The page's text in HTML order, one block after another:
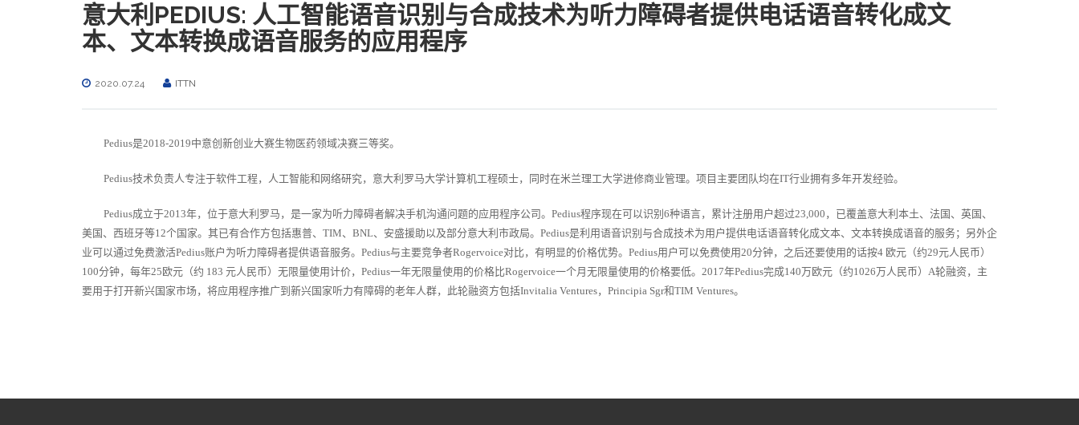
意大利PEDIUS: 人工智能语音识别与合成技术为听力障碍者提供电话语音转化成文
本、文本转换成语音服务的应用程序
2020.07.24 ITTN
Pedius是2018-2019中意创新创业大赛生物医药领域决赛三等奖。
Pedius技术负责人专注于软件工程，人工智能和网络研究，意大利罗马大学计算机工程硕士，同时在米兰理工大学进修商业管理。项目主要团队均在IT行业拥有多年开发经验。
Pedius成立于2013年，位于意大利罗马，是一家为听力障碍者解决手机沟通问题的应用程序公司。Pedius程序现在可以识别6种语言，累计注册用户超过23,000，已覆盖意大利本土、法国、英国、
美国、西班牙等12个国家。其已有合作方包括惠普、TIM、BNL、安盛援助以及部分意大利市政局。Pedius是利用语音识别与合成技术为用户提供电话语音转化成文本、文本转换成语音的服务；另外企
业可以通过免费激活Pedius账户为听力障碍者提供语音服务。Pedius与主要竞争者Rogervoice对比，有明显的价格优势。Pedius用户可以免费使用20分钟，之后还要使用的话按4 欧元（约29元人民币）
100分钟，每年25欧元（约 183 元人民币）无限量使用计价，Pedius一年无限量使用的价格比Rogervoice一个月无限量使用的价格要低。2017年Pedius完成140万欧元（约1026万人民币）A轮融资，主
要用于打开新兴国家市场，将应用程序推广到新兴国家听力有障碍的老年人群，此轮融资方包括Invitalia Ventures，Principia Sgr和TIM Ventures。